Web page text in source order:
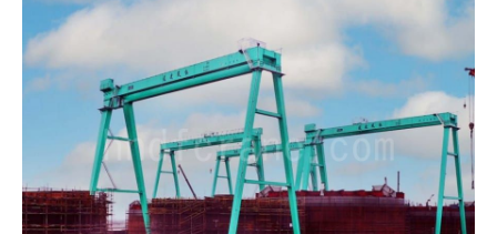
Kiswahili
Dansk
O‘zbekcha